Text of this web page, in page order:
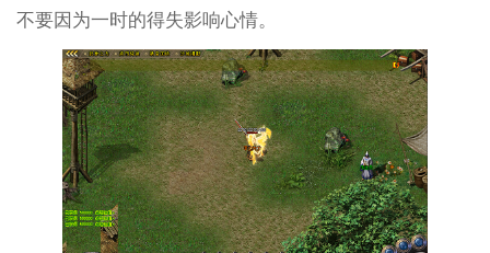
不要因为一时的得失影响心情。